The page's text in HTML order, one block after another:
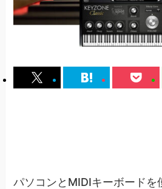
パソコンとMIDIキーボードを